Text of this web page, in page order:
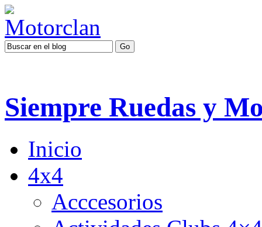
Siempre Ruedas y
Inicio
4x4
Acccesorios